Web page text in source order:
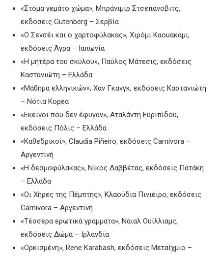
«Στόμα γεμάτο χώμα», Μπράνιμιρ Στσεπάνοβιτς,
εκδόσεις Gutenberg – Σερβία
«Ο Σενσέι και ο χαρτοφύλακας», Χιρόμι Καουακάμι,
εκδόσεις Άγρα – Ιαπωνία
«Η μητέρα του σκύλου», Παύλος Μάτεσις, εκδόσεις
Καστανιώτη – Ελλάδα
«Μάθημα ελληνικών», Χαν Γκανγκ, εκδόσεις Καστανιώτη
– Νότια Κορέα
«Εκείνοι που δεν έφυγαν», Αταλάντη Ευριπίδου,
εκδόσεις Πόλις – Ελλάδα
«Καθεδρικοί», Claudia Piñeiro, εκδόσεις Carnivora –
Αργεντινή
«Η δεσμοφύλακας», Νίκος Δαββέτας, εκδόσεις Πατάκη
– Ελλάδα
«Οι Χήρες της Πέμπτης», Κλαούδια Πινιέιρο, εκδόσεις
Carnivora – Αργεντινή
«Τέσσερα ερωτικά γράμματα», Νάιαλ Ουίλλιαμς,
εκδόσεις Δώμα – Ιρλανδία
«Ορκισμένη», Rene Karabash, εκδόσεις Μεταίχμιο –